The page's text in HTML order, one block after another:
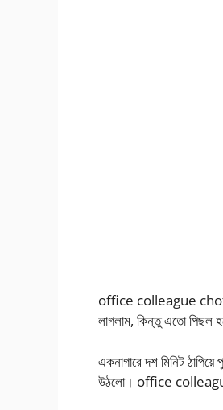
office colleague choti
লাগলাম, কিন্তু এতো পিছল
একনাগারে দশ মিনিট
উঠলো। office